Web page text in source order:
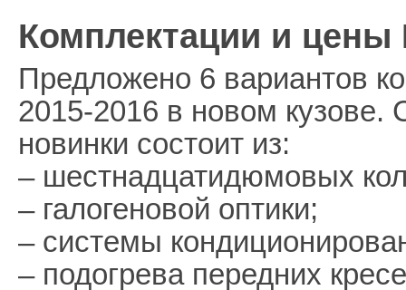
Комплектации и цены
Предложено 6 вариантов
2015-2016 в новом
новинки состоит из:
– шестнадцатидюмовых
– галогеновой оптики;
– системы
– подогрева передних